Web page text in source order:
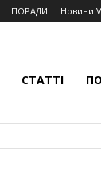
ПОРАДИ Новини
СТАТТІ